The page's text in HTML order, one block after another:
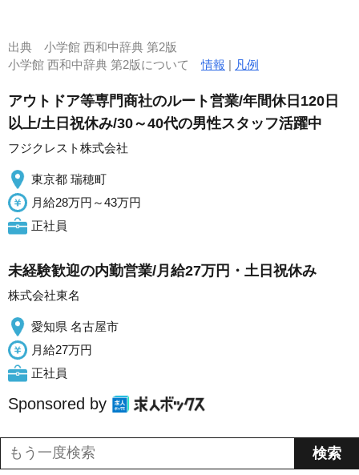
出典 小学館 西和中辞典 第2版
小学館 西和中辞典 第2版について情報 | 凡例
アウトドア等専門商社のルート営業/年間休日120日
以上/土日祝休み/30～40代の男性スタッフ活躍中
フジクレスト株式会社
東京都 瑞穂町
月給28万円～43万円
正社員
未経験歓迎の内勤営業/月給27万円・土日祝休み
株式会社東名
愛知県 名古屋市
月給27万円
正社員
Sponsored by